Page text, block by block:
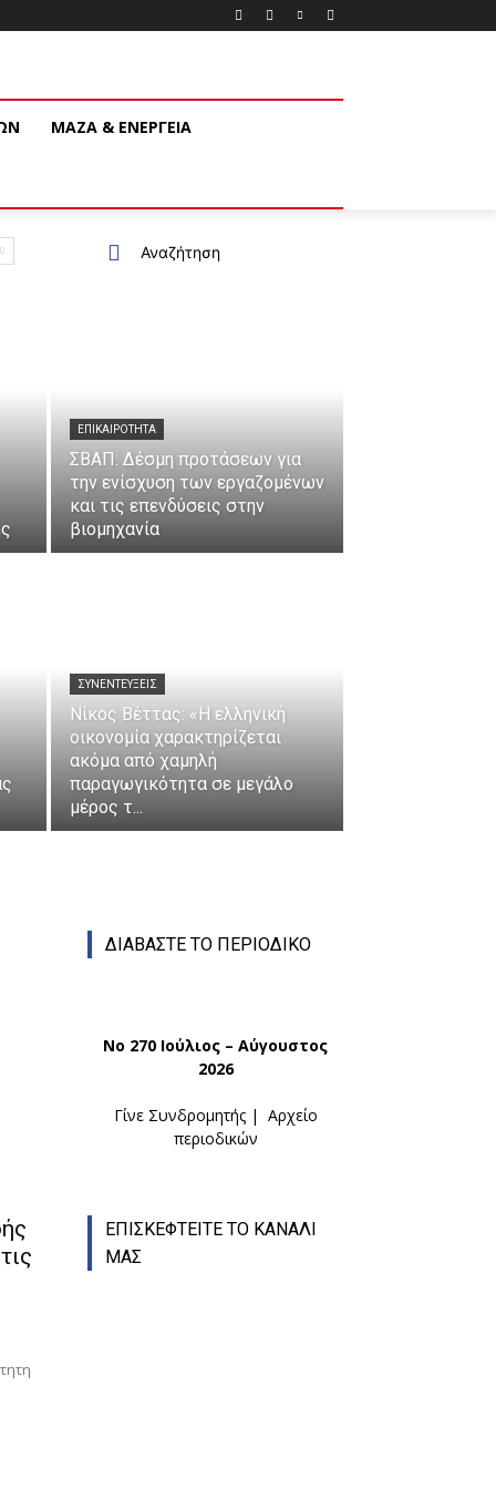
ΜΑΖΑ & ΕΝΕΡΓΕΙΑ
Αναζήτηση
ΕΠΙΚΑΙΡΌΤΗΤΑ
ΣΒΑΠ: Δέσμη προτάσεων για
την ενίσχυση των εργαζομένων
και τις επενδύσεις στην
βιομηχανία
ΣΥΝΕΝΤΕΎΞΕΙΣ
Νίκος Βέττας: «Η ελληνική
οικονομία χαρακτηρίζεται
ακόμα από χαμηλή
παραγωγικότητα σε μεγάλο
μέρος τ...
ΔΙΑΒΑΣΤΕ ΤΟ ΠΕΡΙΟΔΙΚΟ
Νο 270 Ιούλιος – Αύγουστος
2026
Γίνε Συνδρομητής| Αρχείο
περιοδικών
ΕΠΙΣΚΕΦΤΕΙΤΕ ΤΟ ΚΑΝΑΛΙ
ΜΑΣ